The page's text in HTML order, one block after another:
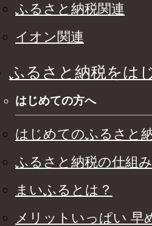
ふるさと納税関連
イオン関連
ふるさと納税をは
はじめての方へ
はじめてのふるさと
ふるさと納税の仕組み
まいふるとは？
メリットいっぱい 早